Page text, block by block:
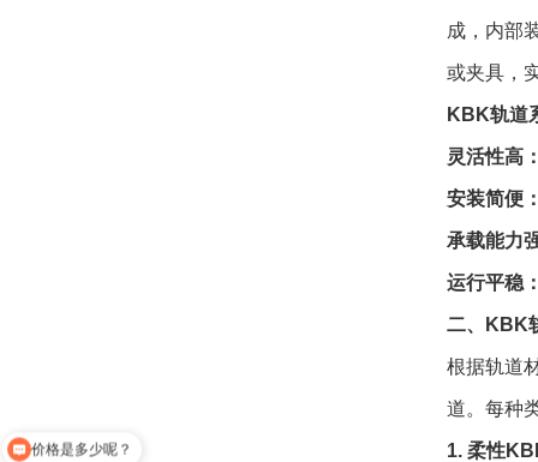
成，内部
或夹具，
KBK轨道
灵活性高
安装简便
承载能力
运行平稳
二、KBK
根据轨道
道。每种
1. 柔性
价格是多少呢？